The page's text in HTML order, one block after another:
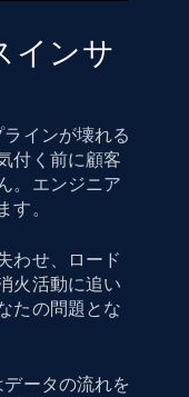
インサ
インが壊れる
付く前に顧客
。エンジニア
す。
わせ、ロード
火活動に追い
たの問題とな
ータの流れを